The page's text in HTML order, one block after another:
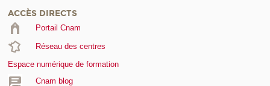
ACCÈS DIRECTS
Portail Cnam
Réseau des centres
Espace numérique de formation
Cnam blog